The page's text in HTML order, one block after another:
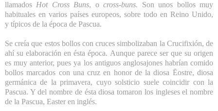
llamados Hot Cross Buns, ocross-buns. Son unos bollos muy
habituales en varios países europeos, sobre todo en Reino Unido,
y típicos de la época de Pascua.
Se creía que estos bollos con cruces simbolizaban la Crucifixión, de
ahí su elaboración en ésta época. Aunque parece ser que su origen
es muy anterior, pues ya los antiguos anglosajones habrían comido
bollos marcados con una cruz en honor de la diosa Ēostre, diosa
germánica de la primavera, cuyo solsticio suele coincidir con la
Pascua. Y del nombre de ésta diosa tomaron los ingleses el nombre
de la Pascua, Easter en inglés.